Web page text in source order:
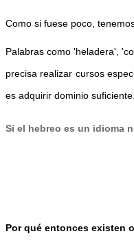
Como si fuese poco,
Palabras como 'heladera',
precisa realizar cursos
es adquirir dominio suficiente.
Si el hebreo es un idioma
Por qué entonces existen